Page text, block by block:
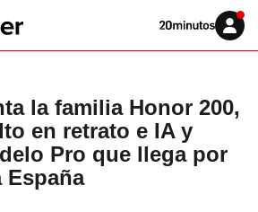
Volver
Iniciar
sesión
la familia Honor 200,
en retrato e IA y
Pro que llega por
España